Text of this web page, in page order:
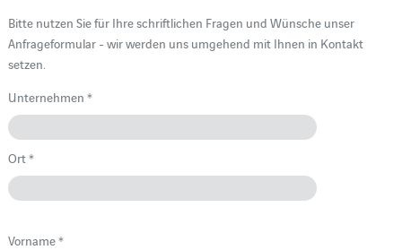
Bitte nutzen Sie für Ihre schriftlichen Fragen und Wünsche unser
Anfrageformular - wir werden uns umgehend mit Ihnen in Kontakt
setzen.
Unternehmen *
Ort *
Vorname *